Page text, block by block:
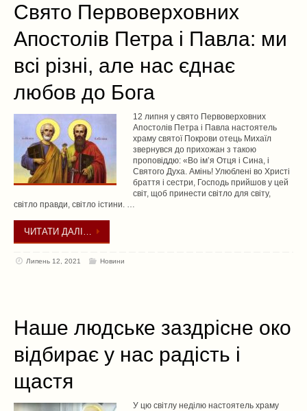
Свято Первоверховних
Апостолів Петра і Павла: ми
всі різні, але нас єднає
любов до Бога
12 липня у свято Первоверховних
Апостолів Петра і Павла настоятель
храму святої Покрови отець Михаїл
звернувся до прихожан з такою
проповіддю: «Во ім’я Отця і Сина, і
Святого Духа. Амінь! Улюблені во Христі
браття і сестри, Господь прийшов у цей
світ, щоб принести світло для світу,
світло правди, світло істини. …
ЧИТАТИ ДАЛІ…
Липень 12, 2021 Новини
Наше людське заздрісне око
відбирає у нас радість і
щастя
У цю світлу неділю настоятель храму